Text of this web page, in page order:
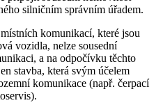
silničním správním úřadem.
komunikací, které jsou
vozidla, nelze sousední
a na odpočívku těchto
stavba, která svým účelem
komunikace (např. čerpací